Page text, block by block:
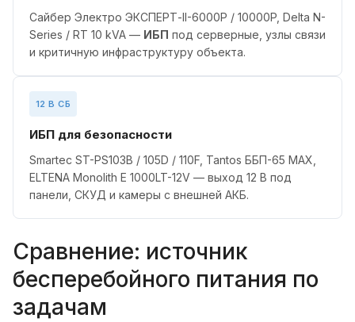
Сайбер Электро ЭКСПЕРТ-II-6000P / 10000P, Delta N-
Series / RT 10 kVA — ИБП под серверные, узлы связи
и критичную инфраструктуру объекта.
12 В СБ
ИБП для безопасности
Smartec ST-PS103B / 105D / 110F, Tantos ББП-65 MAX,
ELTENA Monolith E 1000LT-12V — выход 12 В под
панели, СКУД и камеры с внешней АКБ.
Сравнение: источник
бесперебойного питания по
задачам